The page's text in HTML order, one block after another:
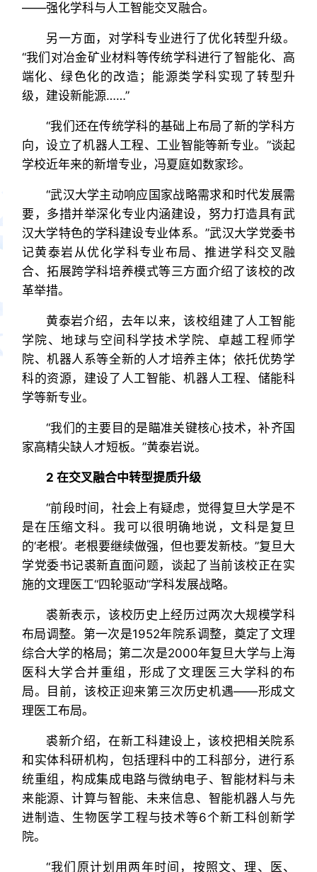
——强化学科与人工智能交叉融合。
另一方面，对学科专业进行了优化转型升级。
“我们对冶金矿业材料等传统学科进行了智能化、高
端化、绿色化的改造；能源类学科实现了转型升
级，建设新能源……”
“我们还在传统学科的基础上布局了新的学科方
向，设立了机器人工程、工业智能等新专业。”谈起
学校近年来的新增专业，冯夏庭如数家珍。
“武汉大学主动响应国家战略需求和时代发展需
要，多措并举深化专业内涵建设，努力打造具有武
汉大学特色的学科建设专业体系。”武汉大学党委书
记黄泰岩从优化学科专业布局、推进学科交叉融
合、拓展跨学科培养模式等三方面介绍了该校的改
革举措。
黄泰岩介绍，去年以来，该校组建了人工智能
学院、地球与空间科学技术学院、卓越工程师学
院、机器人系等全新的人才培养主体；依托优势学
科的资源，建设了人工智能、机器人工程、储能科
学等新专业。
“我们的主要目的是瞄准关键核心技术，补齐国
家高精尖缺人才短板。”黄泰岩说。
2 在交叉融合中转型提质升级
“前段时间，社会上有疑虑，觉得复旦大学是不
是在压缩文科。我可以很明确地说，文科是复旦
的‘老根’。老根要继续做强，但也要发新枝。”复旦大
学党委书记裘新直面问题，谈起了当前该校正在实
施的文理医工“四轮驱动”学科发展战略。
裘新表示，该校历史上经历过两次大规模学科
布局调整。第一次是1952年院系调整，奠定了文理
综合大学的格局；第二次是2000年复旦大学与上海
医科大学合并重组，形成了文理医三大学科的布
局。目前，该校正迎来第三次历史机遇——形成文
理医工布局。
裘新介绍，在新工科建设上，该校把相关院系
和实体科研机构，包括理科中的工科部分，进行系
统重组，构成集成电路与微纳电子、智能材料与未
来能源、计算与智能、未来信息、智能机器人与先
进制造、生物医学工程与技术等6个新工科创新学
院。
“我们原计划用两年时间，按照文、理、医、